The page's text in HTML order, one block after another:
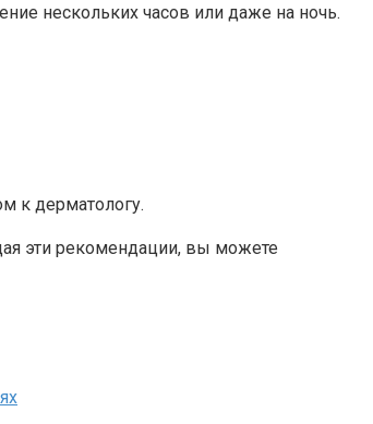
нескольких часов или даже на ночь.
к дерматологу.
эти рекомендации, вы можете